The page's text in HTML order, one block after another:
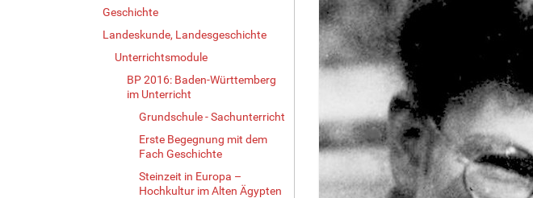
Geschichte
Landeskunde, Landesgeschichte
Unterrichtsmodule
BP 2016: Baden-Württemberg
im Unterricht
Grundschule - Sachunterricht
Erste Begegnung mit dem
Fach Geschichte
Steinzeit in Europa –
Hochkultur im Alten Ägypten